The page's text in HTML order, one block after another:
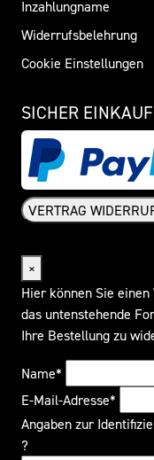
Inzahlungname
Widerrufsbelehrung
Cookie Einstellungen
SICHER
VERTRAG
×
Hier können Sie
das untenstehende
Ihre Bestellung zu
Name*
E-Mail-Adresse*
Angaben zur
?